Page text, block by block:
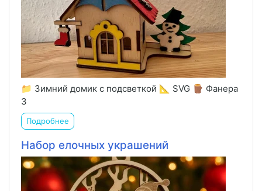
📁 Зимний домик с подсветкой 📐 SVG 🪵 Фанера
3
Подробнее
Набор елочных украшений